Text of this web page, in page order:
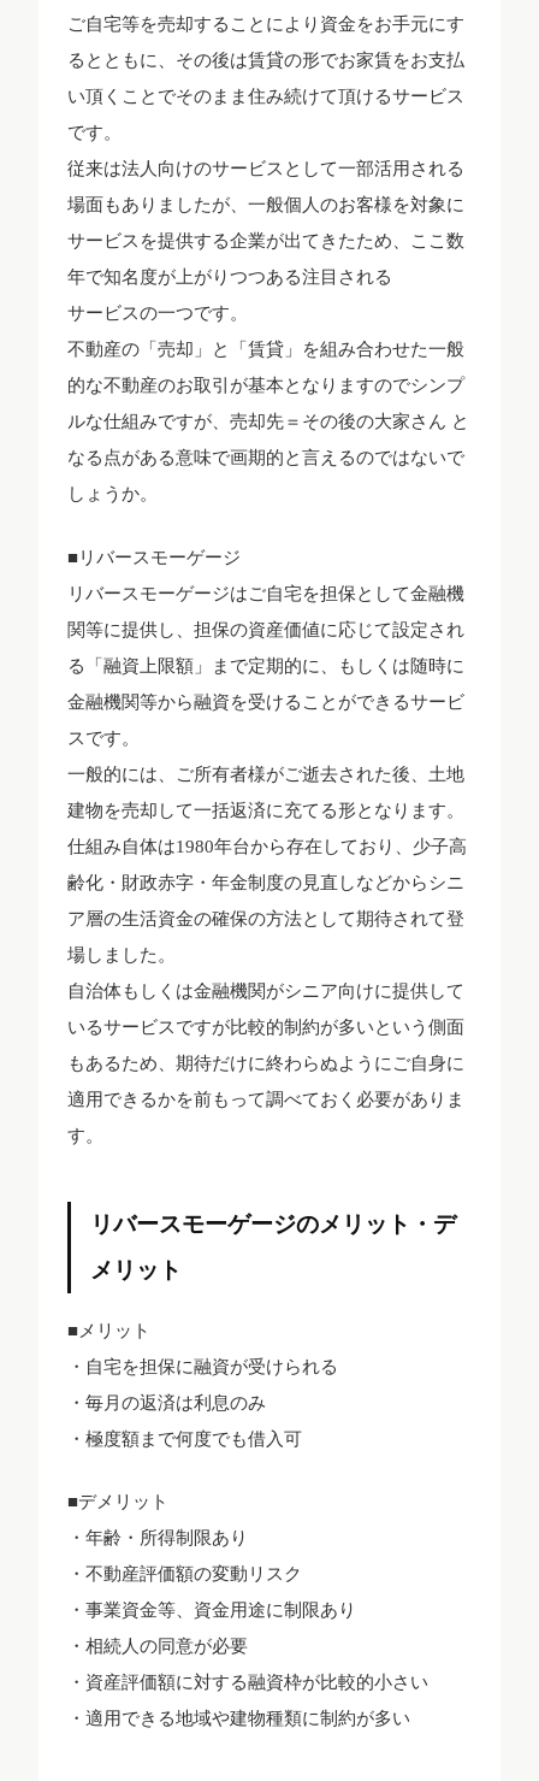
ご自宅等を売却することにより資金をお手元にす
るとともに、その後は賃貸の形でお家賃をお支払
い頂くことでそのまま住み続けて頂けるサービス
です。
従来は法人向けのサービスとして一部活用される
場面もありましたが、一般個人のお客様を対象に
サービスを提供する企業が出てきたため、ここ数
年で知名度が上がりつつある注目される
サービスの一つです。
不動産の「売却」と「賃貸」を組み合わせた一般
的な不動産のお取引が基本となりますのでシンプ
ルな仕組みですが、売却先＝その後の大家さん と
なる点がある意味で画期的と言えるのではないで
しょうか。
■リバースモーゲージ
リバースモーゲージはご自宅を担保として金融機
関等に提供し、担保の資産価値に応じて設定され
る「融資上限額」まで定期的に、もしくは随時に
金融機関等から融資を受けることができるサービ
スです。
一般的には、ご所有者様がご逝去された後、土地
建物を売却して一括返済に充てる形となります。
仕組み自体は1980年台から存在しており、少子高
齢化・財政赤字・年金制度の見直しなどからシニ
ア層の生活資金の確保の方法として期待されて登
場しました。
自治体もしくは金融機関がシニア向けに提供して
いるサービスですが比較的制約が多いという側面
もあるため、期待だけに終わらぬようにご自身に
適用できるかを前もって調べておく必要がありま
す。
リバースモーゲージのメリット・デ
メリット
■メリット
・自宅を担保に融資が受けられる
・毎月の返済は利息のみ
・極度額まで何度でも借入可
■デメリット
・年齢・所得制限あり
・不動産評価額の変動リスク
・事業資金等、資金用途に制限あり
・相続人の同意が必要
・資産評価額に対する融資枠が比較的小さい
・適用できる地域や建物種類に制約が多い